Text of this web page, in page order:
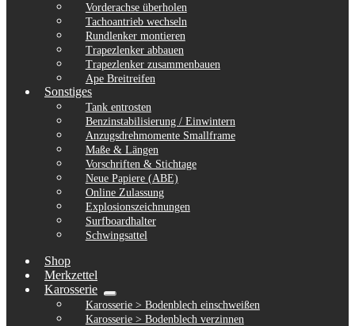
Vorderachse überholen
Tachoantrieb wechseln
Rundlenker montieren
Trapezlenker abbauen
Trapezlenker zusammenbauen
Ape Breitreifen
Sonstiges
Tank entrosten
Benzinstabilisierung / Einwintern
Anzugsdrehmomente Smallframe
Maße & Längen
Vorschriften & Stichtage
Neue Papiere (ABE)
Online Zulassung
Explosionszeichnungen
Surfboardhalter
Schwingsattel
Shop
Merkzettel
Karosserie
Untermenü
ausklappen
Karosserie > Bodenblech einschweißen
Karosserie > Bodenblech verzinnen